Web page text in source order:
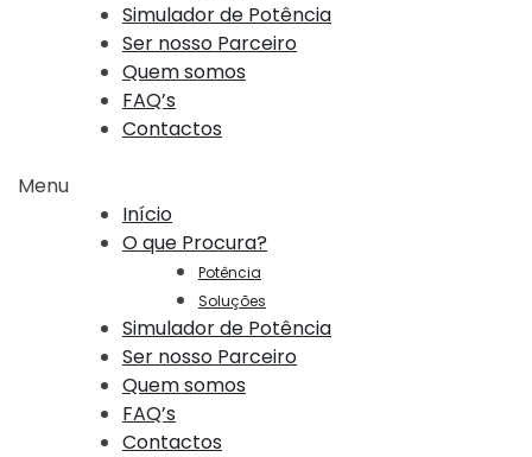
Simulador de Potência
Ser nosso Parceiro
Quem somos
FAQ’s
Contactos
Menu
Início
O que Procura?
Potência
Soluções
Simulador de Potência
Ser nosso Parceiro
Quem somos
FAQ’s
Contactos